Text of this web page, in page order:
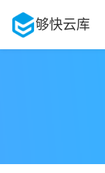
够快云库